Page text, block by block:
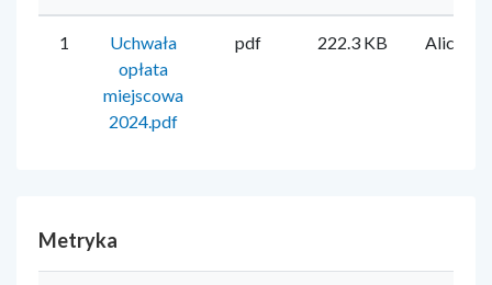
1
Uchwała
opłata
miejscowa
2024.pdf
pdf 222.3 KB Alicja
Metryka